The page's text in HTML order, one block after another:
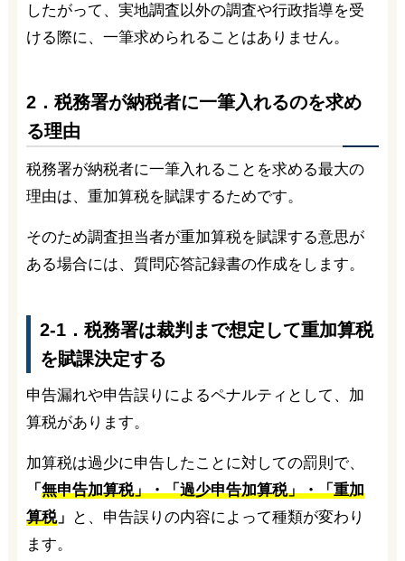
したがって、実地調査以外の調査や行政指導を受
ける際に、一筆求められることはありません。
2．税務署が納税者に一筆入れるのを求め
る理由
税務署が納税者に一筆入れることを求める最大の
理由は、重加算税を賦課するためです。
そのため調査担当者が重加算税を賦課する意思が
ある場合には、質問応答記録書の作成をします。
2-1．税務署は裁判まで想定して重加算税
を賦課決定する
申告漏れや申告誤りによるペナルティとして、加
算税があります。
加算税は過少に申告したことに対しての罰則で、
「 無申告加算税」・「過少申告加算税」・「重加
算税」
と、申告誤りの内容によって種類が変わり
ます。